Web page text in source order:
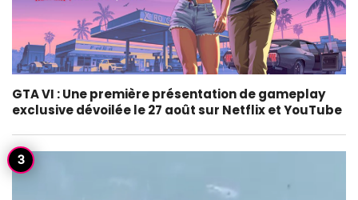
GTA VI : Une première présentation de gameplay
exclusive dévoilée le 27 août sur Netflix et YouTube